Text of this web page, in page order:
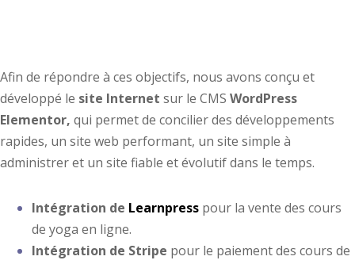
Afin de répondre à ces objectifs, nous avons conçu et
développé le site Internet sur le CMS WordPress
Elementor, qui permet de concilier des développements
rapides, un site web performant, un site simple à
administrer et un site fiable et évolutif dans le temps.
Intégration de Learnpress pour la vente des cours
de yoga en ligne.
Intégration de Stripe pour le paiement des cours de